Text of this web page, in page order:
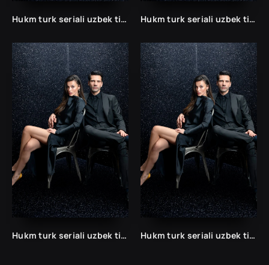
Hukm turk seriali uzbek tilida /Хукм турк сериали ўзбек тилида/ 203. 204. 205. 206. 207. 208. 209. 210. 211. 212. 213. 214. 215 barcha qismlari. Hukm turk seriali uzbek tilida /Хукм турк сериали ўзбек тилида/ 203. 204. 205. 206. 207. 208. 209. 210. 211. 212. 213. 214. 215 barcha qismlari.
Hukm turk seriali uzbek tilida /Хукм турк сериали ўзбек тилида/ 203. 204. 205. 206. 207. 208. 209. 210. 211. 212. 213. 214. 215 barcha qismlari. Hukm turk seriali uzbek tilida /Хукм турк сериали ўзбек тилида/ 203. 204. 205. 206. 207. 208. 209. 210. 211. 212. 213. 214. 215 barcha qismlari.